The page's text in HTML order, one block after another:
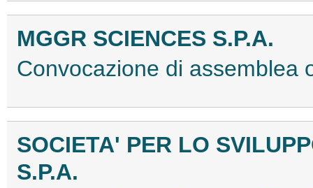
MGGR SCIENCES S.P.A.
Convocazione di assemblea
SOCIETA' PER LO
S.P.A.